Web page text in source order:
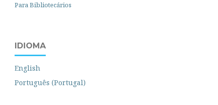
Para Bibliotecários
IDIOMA
English
Português (Portugal)